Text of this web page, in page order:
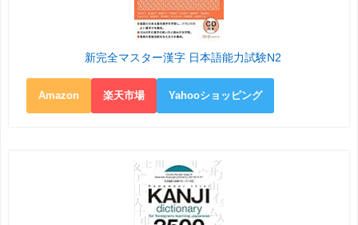
新完全マスター漢字 日本語能力試験N2
Amazon 楽天市場 Yahooショッピング